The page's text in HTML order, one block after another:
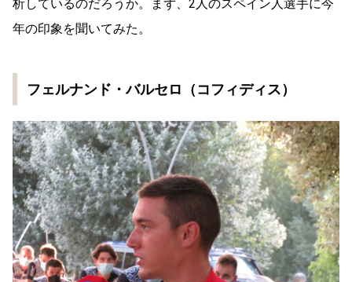
析しているのだろうか。まず、2人のスペイン人選手に今
年の印象を聞いてみた。
フェルナンド・バルセロ（コフィディス）